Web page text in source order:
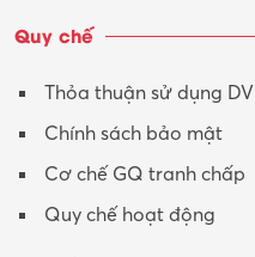
Quy chế
Thỏa thuận sử dụng DV
Chính sách bảo mật
Cơ chế GQ tranh chấp
Quy chế hoạt động